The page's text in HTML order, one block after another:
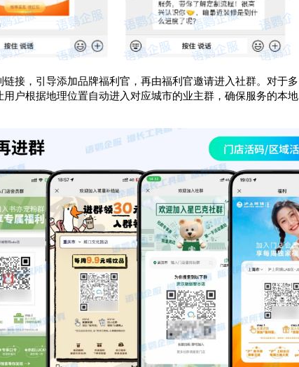
接，引导添加品牌福利官，再由福利官邀请进入社群。对于多
户根据地理位置自动进入对应城市的业主群，确保服务的本地